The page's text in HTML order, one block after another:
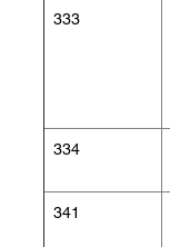
333
334
341